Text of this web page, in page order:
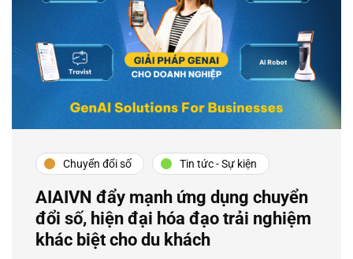
Chuyển đổi số Tin tức - Sự kiện
AIAIVN đẩy mạnh ứng dụng chuyển
đổi số, hiện đại hóa đạo trải nghiệm
khác biệt cho du khách